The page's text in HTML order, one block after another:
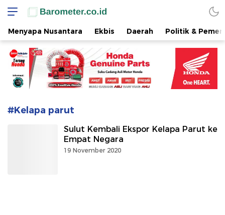
www.barometer.co.id
Berita Terkini di Sulawesi Utara
Menyapa Nusantara Ekbis Daerah Politik &
#Kelapa parut
Sulut Kembali Ekspor Kelapa Parut ke
Empat Negara
19 November 2020